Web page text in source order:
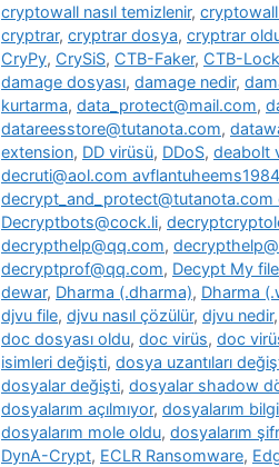
cryptowall nasıl temizlenir,
cryptrar, cryptrar dosya, cryptrar
CryPy, CrySiS, CTB-Faker, CTB-
damage dosyası, damage nedir,
kurtarma, data_protect@mail.com,
datareesstore@tutanota.com,
extension, DD virüsü, DDoS, deabolt
decruti@aol.com
decrypt_and_protect@tutanota.com
Decryptbots@cock.li,
decrypthelp@qq.com,
decryptprof@qq.com, Decypt My
dewar, Dharma (.dharma), Dharma
djvu file, djvu nasıl çözülür, djvu nedir,
doc dosyası oldu, doc virüs, doc
isimleri değişti, dosya uzantıları
dosyalar değişti, dosyalar shadow
dosyalarım açılmıyor, dosyalarım
dosyalarım mole oldu, dosyalarım
DynA-Crypt, ECLR Ransomware,